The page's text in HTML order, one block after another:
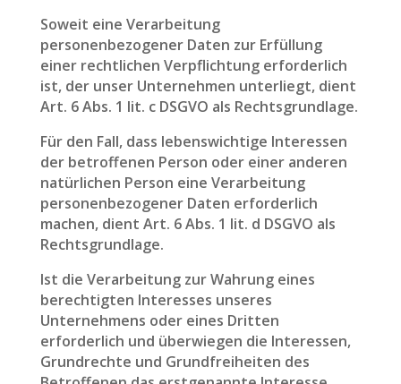
Soweit eine Verarbeitung
personenbezogener Daten zur Erfüllung
einer rechtlichen Verpflichtung erforderlich
ist, der unser Unternehmen unterliegt, dient
Art. 6 Abs. 1 lit. c DSGVO als Rechtsgrundlage.
Für den Fall, dass lebenswichtige Interessen
der betroffenen Person oder einer anderen
natürlichen Person eine Verarbeitung
personenbezogener Daten erforderlich
machen, dient Art. 6 Abs. 1 lit. d DSGVO als
Rechtsgrundlage.
Ist die Verarbeitung zur Wahrung eines
berechtigten Interesses unseres
Unternehmens oder eines Dritten
erforderlich und überwiegen die Interessen,
Grundrechte und Grundfreiheiten des